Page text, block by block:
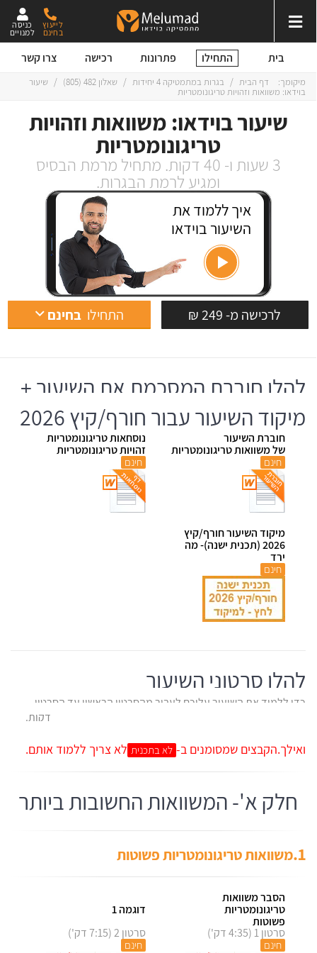
כניסה
למנויים
לייעוץ
בחינם
בית התחילו פתרונות רכישה צרו קשר
שיעור בוידאו: משוואות וזהויות
טריגונומטריות
3 שעות ו- 40 דקות. מתחיל מרמת הבסיס
ומגיע לרמת הבגרות.
לרכישה מ- 249 ₪ התחילובחינם
איך ללמוד את
השיעור בוידאו
מיקומך: דף הבית / בגרות במתמטיקה 4 יחידות / שאלון 482 (805) / שיעור
בוידאו: משוואות וזהויות טריגונומטריות
להלן חוברת המסכמת את השיעור +
מיקוד השיעור עבור חורף/קיץ 2026
חוברת השיעור
של משוואות טריגונומטריות
חינם
נוסחאות טריגונומטריות
זהויות טריגונומטריות
חינם
מיקוד השיעור חורף/קיץ
2026 (תכנית ישנה)- מה
ירד
חינם
להלן סרטוני השיעור
כדי ללמוד את השיעור עליכם לעבור מהסרטון הראשון עד הסרטון
ואילך.הקבצים שמסומנים ב- לא בתכנית לא צריך ללמוד אותם.
חלק א'- המשוואות החשובות ביותר
1. משוואות טריגונומטריות פשוטות
הסבר משוואות
טריגונומטריות
פשוטות
סרטון 1 (4:35 דק')
חינם
דוגמה 1
סרטון 2 (7:15 דק')
חינם